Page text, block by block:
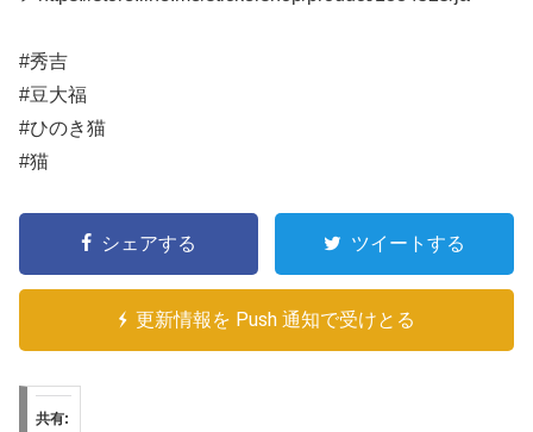
#秀吉
#豆大福
#ひのき猫
#猫
シェアする ツイートする
更新情報を Push 通知で受けとる
共有: